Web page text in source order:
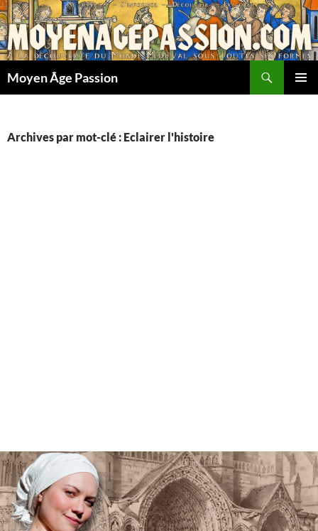
Aller
au
contenu
Moyen Âge Passion
Archives par mot-clé : Eclairer l'histoire